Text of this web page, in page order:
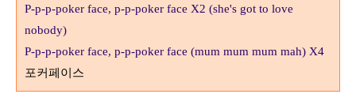
P-p-p-poker face, p-p-poker face X2 (she's got to love
nobody)
P-p-p-poker face, p-p-poker face (mum mum mum mah) X4
포커페이스